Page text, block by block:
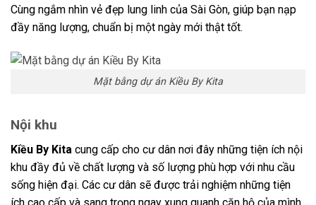
Cùng ngắm nhìn vẻ đẹp lung linh của Sài Gòn, giúp bạn nạp
đầy năng lượng, chuẩn bị một ngày mới thật tốt.
Mặt bằng dự án Kiều By Kita
Nội khu
Kiều By Kita cung cấp cho cư dân nơi đây những tiện ích nội
khu đầy đủ về chất lượng và số lượng phù hợp với nhu cầu
sống hiện đại. Các cư dân sẽ được trải nghiệm những tiện
ích cao cấp và sang trọng ngay xung quanh căn hộ của mình.